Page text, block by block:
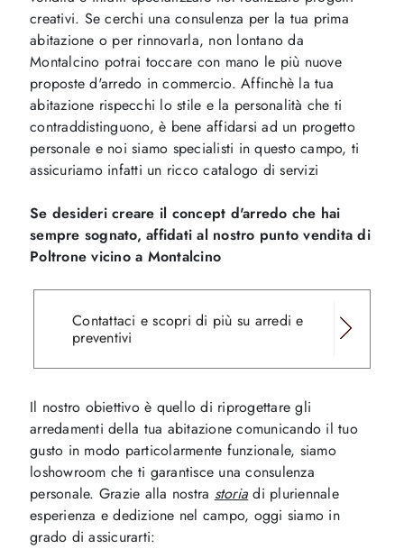
creativi. Se cerchi una consulenza per la tua prima
abitazione o per rinnovarla, non lontano da
Montalcino potrai toccare con mano le più nuove
proposte d'arredo in commercio. Affinchè la tua
abitazione rispecchi lo stile e la personalità che ti
contraddistinguono, è bene affidarsi ad un progetto
personale e noi siamo specialisti in questo campo, ti
assicuriamo infatti un ricco catalogo di servizi
Se desideri creare il concept d'arredo che hai
sempre sognato, affidati al nostro punto vendita di
Poltrone vicino a Montalcino
Contattaci e scopri di più su arredi e
preventivi
Il nostro obiettivo è quello di riprogettare gli
arredamenti della tua abitazione comunicando il tuo
gusto in modo particolarmente funzionale, siamo
loshowroom che ti garantisce una consulenza
personale. Grazie alla nostra storia di pluriennale
esperienza e dedizione nel campo, oggi siamo in
grado di assicurarti: